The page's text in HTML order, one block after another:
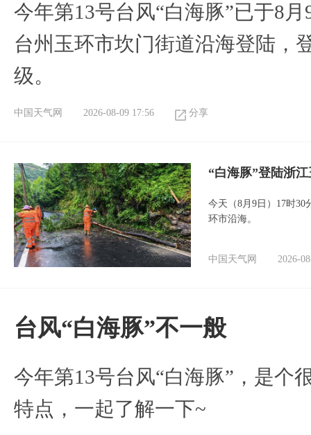
今年第13号台风“白海豚”已于8
台州玉环市坎门街道沿海登陆，
级。
中国天气网 2026-08-09 17:56 分享
“白海豚”登陆浙
今天（8月9日）17时30
环市沿海。
中国天气网 2026-
台风“白海豚”不一般
今年第13号台风“白海豚”，是个
特点，一起了解一下~